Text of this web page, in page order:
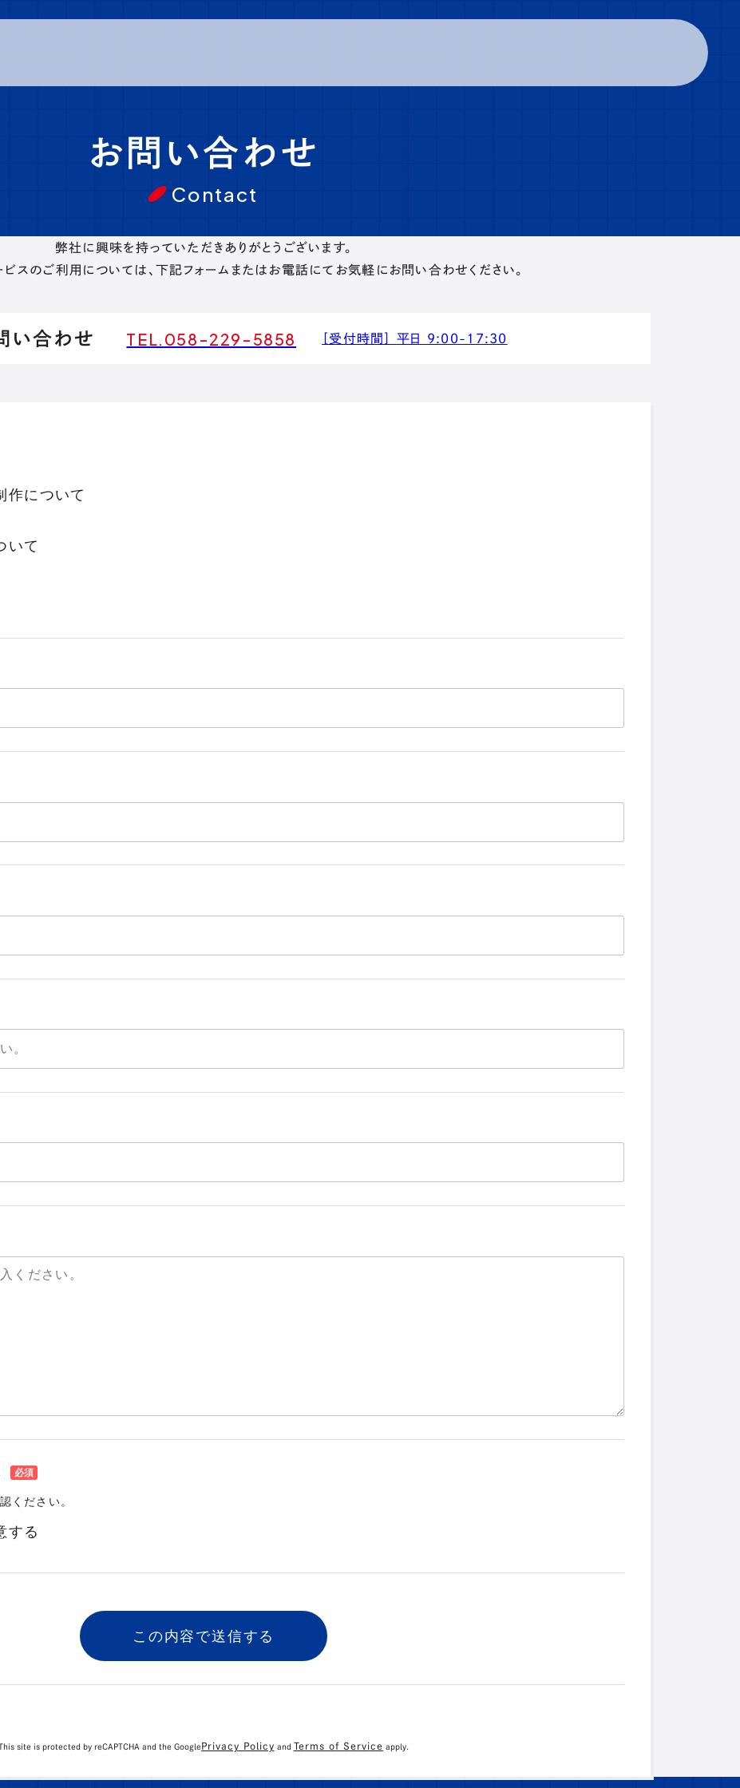
お問い合わせ
Contact
弊社に興味を持っていただきありがとうございます。
スのご利用については、下記フォームまたはお電話にてお気軽にお問い合わせください。
い合わせ TEL. 058-229-5858 ［受付時間］ 平日 9:00-17:30
作について
いて
する
ください。
site is protected by reCAPTCHA and the Google Privacy Policy and Terms of Service apply.